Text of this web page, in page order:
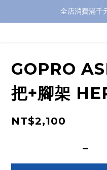
全店消費滿千
全店消費滿千
註冊即贈100元購物金
GOPRO
把+腳架
NT$2,100